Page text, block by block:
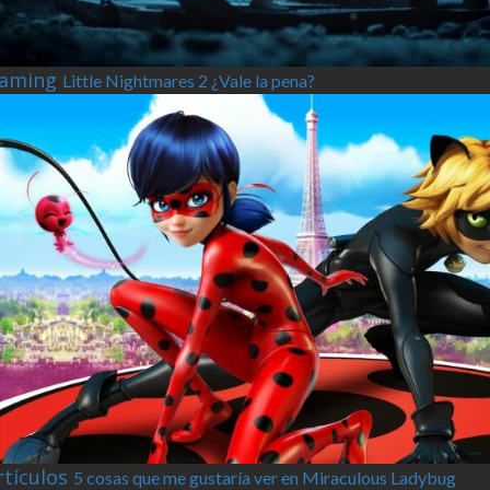
Little Nightmares 2 ¿Vale la pena?
5 cosas que me gustaría ver en Miraculous Ladybug